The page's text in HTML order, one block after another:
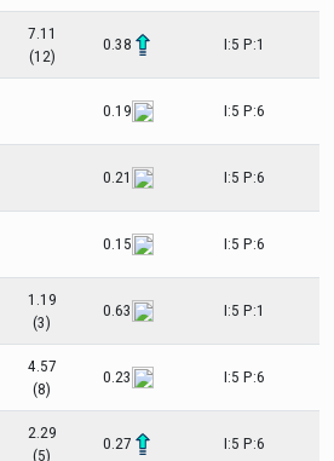
7.11
(12)
0.38 I:5 P:1
0.19 I:5 P:6
0.21 I:5 P:6
0.15 I:5 P:6
1.19
(3)
0.63 I:5 P:1
4.57
(8)
0.23 I:5 P:6
2.29
(5)
0.27 I:5 P:6